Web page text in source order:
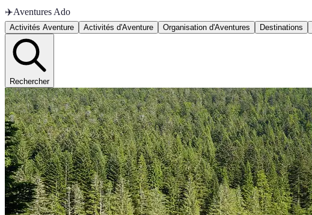
✈️Aventures Ado
Activités Aventure Activités d'Aventure Organisation d'Aventures Destinations
Rechercher